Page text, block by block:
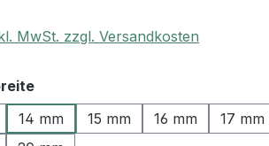
MwSt. zzgl. Versandkosten
auswählen
14 mm 15 mm 16 mm 17 mm